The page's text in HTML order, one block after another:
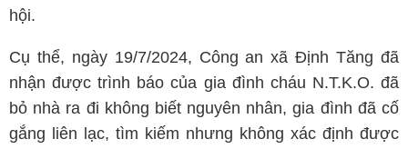
hội.
Cụ thể, ngày 19/7/2024, Công an xã Định Tăng đã
nhận được trình báo của gia đình cháu N.T.K.O. đã
bỏ nhà ra đi không biết nguyên nhân, gia đình đã cố
gắng liên lạc, tìm kiếm nhưng không xác định được